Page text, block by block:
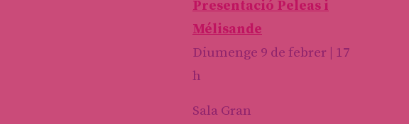
Presentació Peleas i
Mélisande
Diumenge 9 de febrer | 17
h
Sala Gran